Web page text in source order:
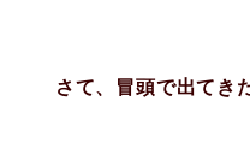
さて、冒頭で出てき